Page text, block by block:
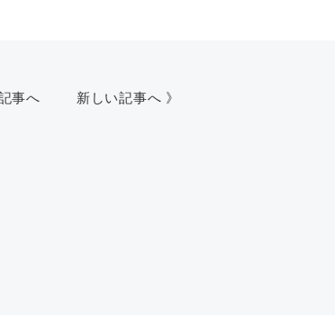
事へ 新しい記事へ 》